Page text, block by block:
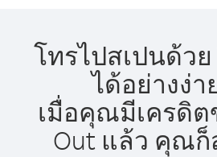
โทรไปสเปนด้ว
ได้อย่างง่า
เมื่อคุณมีเครดิต
Out แล้ว คุณก็